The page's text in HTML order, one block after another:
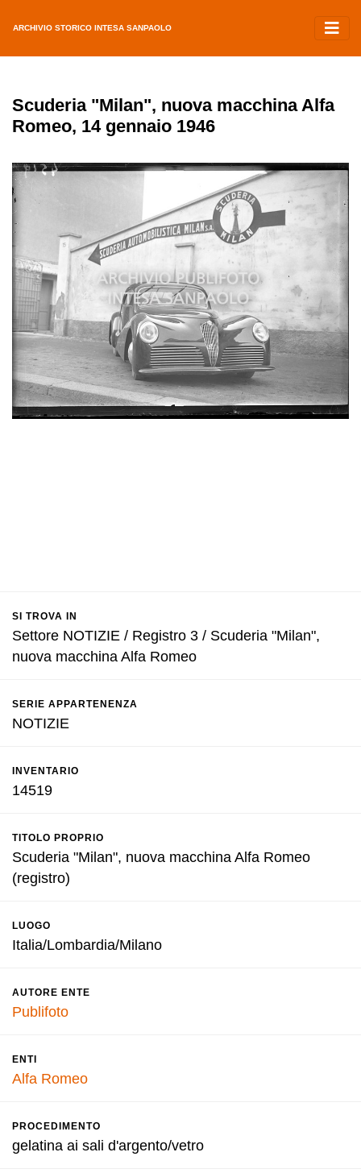
ARCHIVIO STORICO INTESA SANPAOLO
Scuderia "Milan", nuova macchina Alfa
Romeo, 14 gennaio 1946
SI TROVA IN
Settore NOTIZIE / Registro 3 / Scuderia "Milan",
nuova macchina Alfa Romeo
SERIE APPARTENENZA
NOTIZIE
INVENTARIO
14519
TITOLO PROPRIO
Scuderia "Milan", nuova macchina Alfa Romeo
(registro)
LUOGO
Italia/Lombardia/Milano
AUTORE ENTE
Publifoto
ENTI
Alfa Romeo
PROCEDIMENTO
gelatina ai sali d'argento/vetro